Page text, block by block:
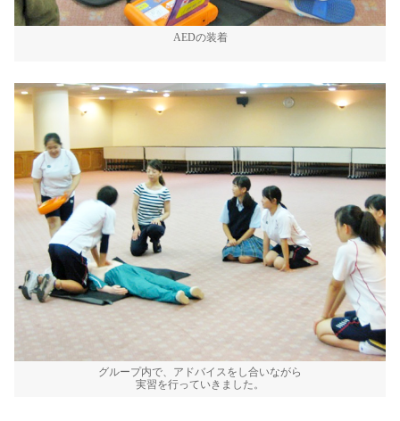
AEDの装着
グループ内で、アドバイスをし合いながら
実習を行っていきました。